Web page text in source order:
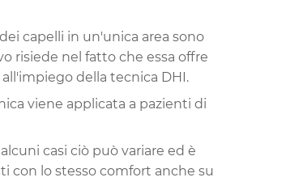
capelli in un'unica area sono
risiede nel fatto che essa offre
della tecnica DHI.
viene applicata a pazienti di
casi ciò può variare ed è
con lo stesso comfort anche su